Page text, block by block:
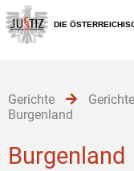
Zur
Hauptnavigation
[1]
Zum
Inhalt
[2]
Zum
Untermenü
[3]
DIE
Gerichte
Burgenland
Burgenland